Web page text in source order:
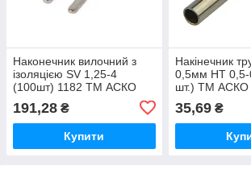
Наконечник вилочний з
ізоляцією SV 1,25-4
(100шт) 1182 ТМ АСКО
191,28 ₴
Купити
Накінечник
0,5мм НТ 0,5-
шт.) ТМ АСКО
35,69₴